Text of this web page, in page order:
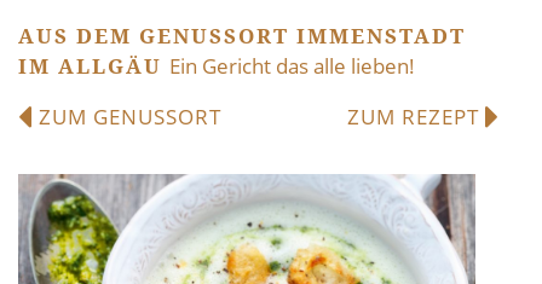
AUS DEM GENUSSORT IMMENSTADT
IM ALLGÄU Ein Gericht das alle lieben!
ZUM GENUSSORT
ZUM REZEPT